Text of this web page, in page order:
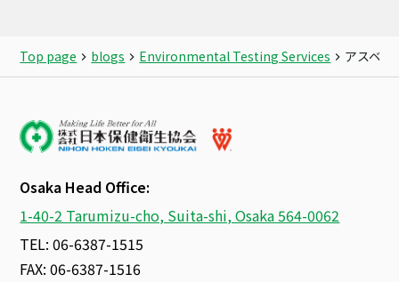
Top page blogs Environmental Testing Services アスベ
Osaka Head Office:
1-40-2 Tarumizu-cho, Suita-shi, Osaka 564-0062
TEL: 06-6387-1515
FAX: 06-6387-1516